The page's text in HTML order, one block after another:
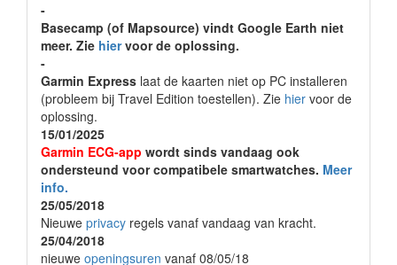
-
Basecamp (of Mapsource) vindt Google Earth niet
meer. Zie hiervoor de oplossing.
-
Garmin Express laat de kaarten niet op PC installeren
(probleem bij Travel Edition toestellen). Zie hier voor de
oplossing.
15/01/2025
Garmin ECG-app wordt sinds vandaag ook
ondersteund voor compatibele smartwatches. Meer
info.
25/05/2018
Nieuwe privacy regels vanaf vandaag van kracht.
25/04/2018
nieuwe openingsuren vanaf 08/05/18